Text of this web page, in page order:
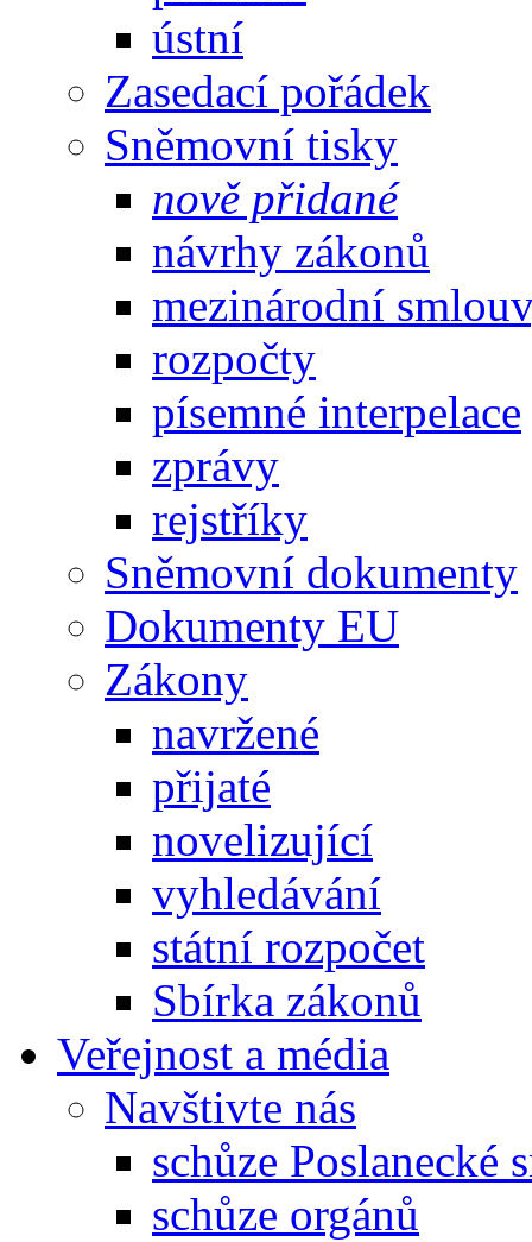
ústní
Zasedací pořádek
Sněmovní tisky
nově přidané
návrhy zákonů
mezinárodní
rozpočty
písemné interpelace
zprávy
rejstříky
Sněmovní dokumenty
Dokumenty EU
Zákony
navržené
přijaté
novelizující
vyhledávání
státní rozpočet
Sbírka zákonů
Veřejnost a média
Navštivte nás
schůze Poslanecké
schůze orgánů